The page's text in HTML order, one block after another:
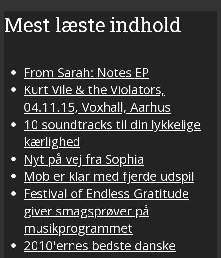
Mest læste indhold
From Sarah: Notes EP
Kurt Vile & the Violators,
04.11.15, Voxhall, Aarhus
10 soundtracks til din lykkelige
kærlighed
Nyt på vej fra Sophia
Mob er klar med fjerde udspil
Festival of Endless Gratitude
giver smagsprøver på
musikprogrammet
2010'ernes bedste danske